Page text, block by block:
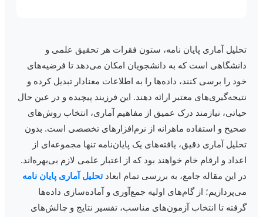
آماری پایان نامه، ستون فقرات هر تحقیق علمی و
است که به دانشجویان امکان می‌دهد تا فرضیه‌های
را برسی کنند، داده‌ها را به اطلاعات معنادار تبدیل کرده و
معتبر ارائه دهند. این فرزیند پیچیده و در عین حال
نیازمند درک عمیق از مفاهیم آماری، انتخاب روش‌های
و استفاده ماهرانه از نرم‌افزارهای تخصصی است. بدون
آماری دقیق، یافته‌های یک پایان‌نامه تنها مجموعه‌ای از
و ارقام خام خواهند بود که از اعتبار علمی لازم بی‌بهره‌اند.
این مقاله جامع، به بررسی تمام ابعاد تحلیل آماری پایان نامه
از گام‌های اولیه جمع‌آوری و آماده‌سازی داده‌ها
تا انتخاب آزمون‌های مناسب، تفسیر نتایج و چالش‌های